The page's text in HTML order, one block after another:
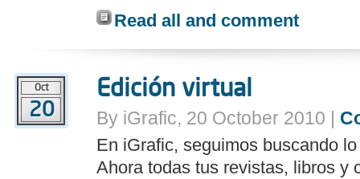
Read all and comment
Oct
20
Edición virtual
By iGrafic, 20 October 2010 |
En iGrafic, seguimos buscando
Ahora todas tus revistas, libros y